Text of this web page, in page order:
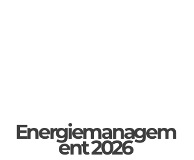
Energiemanagem
ent 2026